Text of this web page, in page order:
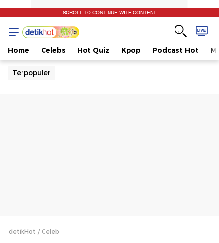
SCROLL TO CONTINUE WITH CONTENT
Home Celebs Hot Quiz Kpop Podcast Hot
Terpopuler
detikHot Celeb